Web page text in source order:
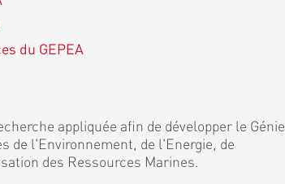
du GEPEA
appliquée afin de développer le Génie
de l'Environnement, de l'Energie, de
des Ressources Marines.